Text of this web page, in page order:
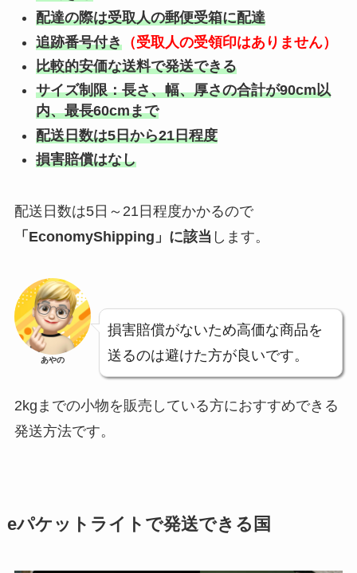
配達の際は受取人の郵便受箱に配達
追跡番号付き（受取人の受領印はありません）
比較的安価な送料で発送できる
サイズ制限：長さ、幅、厚さの合計が90cm以
内、最長60cmまで
配送日数は5日から21日程度
損害賠償はなし
配送日数は5日～21日程度かかるので
「EconomyShipping」に該当 します。
あやの
損害賠償がないため高価な商品を
送るのは避けた方が良いです。
2kgまでの小物を販売している方におすすめできる
発送方法です。
eパケットライトで発送できる国